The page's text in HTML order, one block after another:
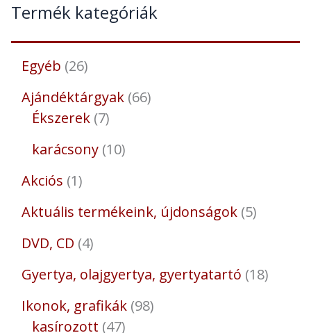
Termék kategóriák
Egyéb 26
Ajándéktárgyak 66
Ékszerek 7
karácsony 10
Akciós 1
Aktuális termékeink, újdonságok 5
DVD, CD 4
Gyertya, olajgyertya, gyertyatartó 18
Ikonok, grafikák 98
kasírozott 47